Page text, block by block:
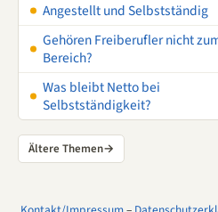
Angestellt und Selbstständig
Gehören Freiberufler nicht
Bereich?
Was bleibt Netto bei
Selbstständigkeit?
Ältere Themen→